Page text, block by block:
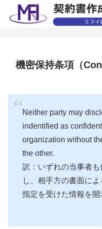
機密保持条項（
Neither party may
indentified as
organization without
the other.
訳：いずれの当事者
し、相手方の書面に
指定を受けた情報を開